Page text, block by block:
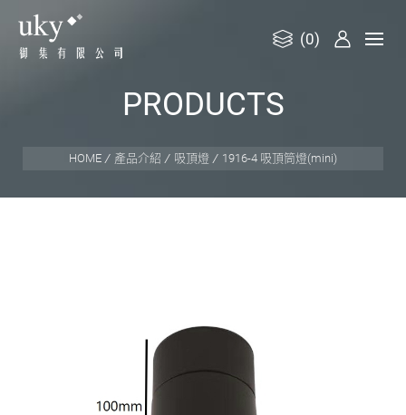
(0)
PRODUCTS
HOME 產品介紹 吸頂燈 1916-4 吸頂筒燈(mini)